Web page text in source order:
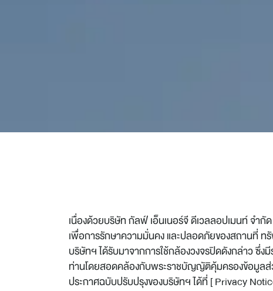
เนื่องด้วยบริษัท กัลฟ์ เอ็นเนอร์จี ดีเวลลอปเมนท์ จำกั
เพื่อการรักษาความมั่นคง และปลอดภัยของสถานที่
บริษัทฯ ได้รับมาจากการใช้กล้องวงจรปิดดังกล่าว ซึ่
ท่านโดยสอดคล้องกับพระราชบัญญัติคุ้มครองข้อมูลส่
ประกาศฉบับปรับปรุงของบริษัทฯ ได้ที่ [Privacy